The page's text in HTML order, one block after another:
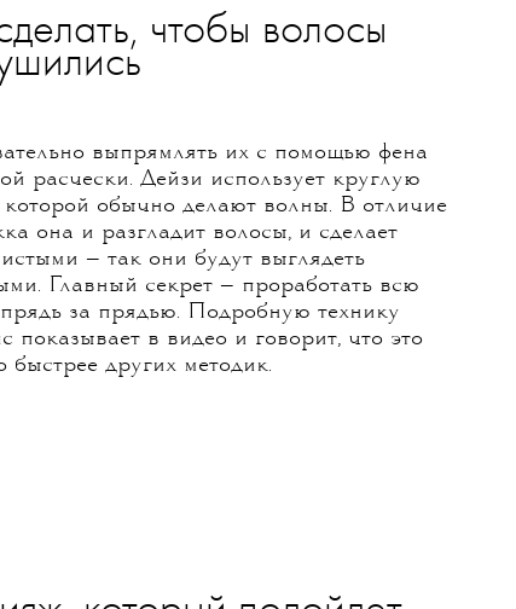
чтобы волосы
выпрямлять их с помощью фена
расчески. Дейзи использует круглую
которой обычно делают волны. В отличие
она и разгладит волосы, и сделает
— так они будут выглядеть
Главный секрет — проработать всю
прядь за прядью. Подробную технику
показывает в видео и говорит, что это
быстрее других методик.